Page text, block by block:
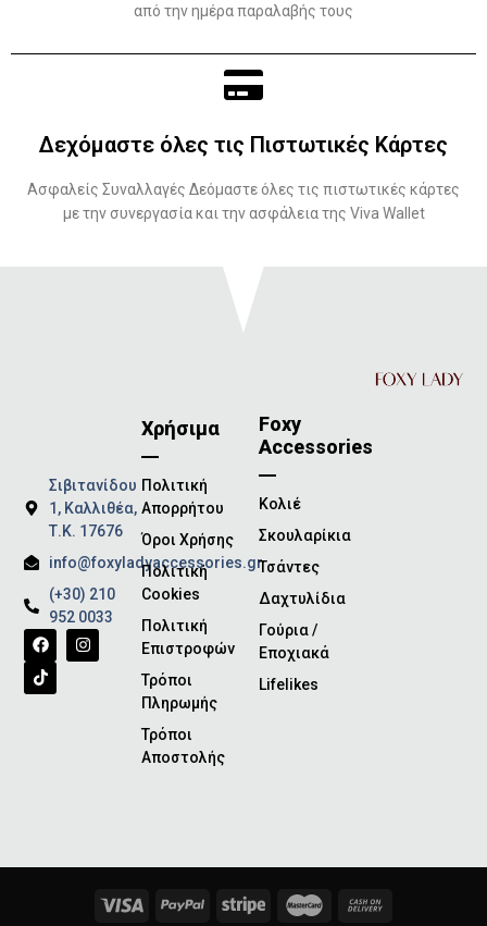
από την ημέρα παραλαβής τους
Δεχόμαστε όλες τις Πιστωτικές Κάρτες
Ασφαλείς Συναλλαγές Δεόμαστε όλες τις πιστωτικές κάρτες
με την συνεργασία και την ασφάλεια της Viva Wallet
Σιβιτανίδου
1, Καλλιθέα,
Τ.Κ. 17676
info@foxyladyaccessories.gr
(+30) 210
952 0033
Foxy
Accessories
Κολιέ
Σκουλαρίκια
Τσάντες
Δαχτυλίδια
Γούρια /
Εποχιακά
Lifelikes
Χρήσιμα
Πολιτική
Απορρήτου
Όροι Χρήσης
Πολιτική
Cookies
Πολιτική
Επιστροφών
Τρόποι
Πληρωμής
Τρόποι
Αποστολής